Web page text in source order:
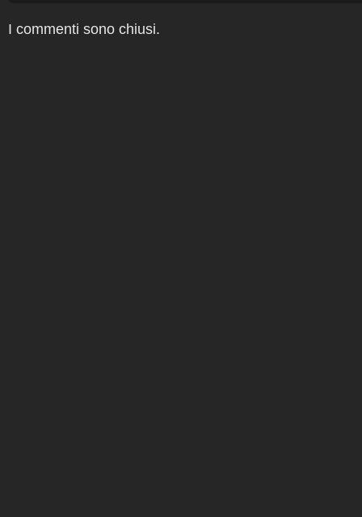
I commenti sono chiusi.